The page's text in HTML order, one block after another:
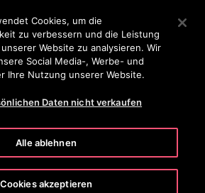
um zum Hauptinhalt zu
SUCHEN
Cookies, um die
zu verbessern und die Leistung
Website zu analysieren. Wir
Social Media-, Werbe- und
Ihre Nutzung unserer Website.
Daten nicht verkaufen
Alle ablehnen
Cookies akzeptieren